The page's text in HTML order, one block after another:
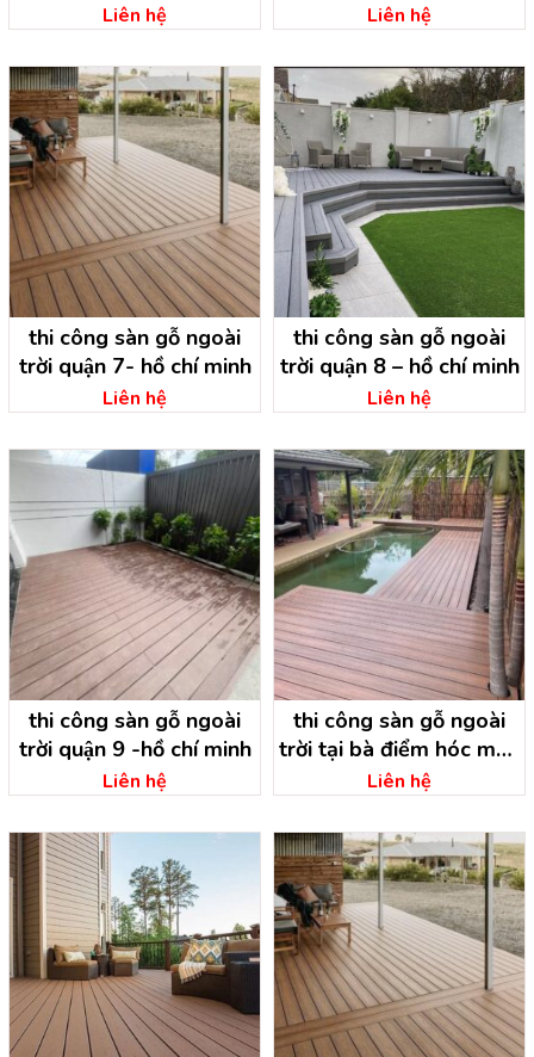
Liên hệ Liên hệ
thi công sàn gỗ ngoài
trời quận 7- hồ chí minh
Liên hệ
thi công sàn gỗ ngoài
trời quận 8 – hồ chí minh
Liên hệ
thi công sàn gỗ ngoài
trời quận 9 -hồ chí minh
Liên hệ
thi công sàn gỗ ngoài
trời tại bà điểm hóc môn
– hồ chí minh
Liên hệ